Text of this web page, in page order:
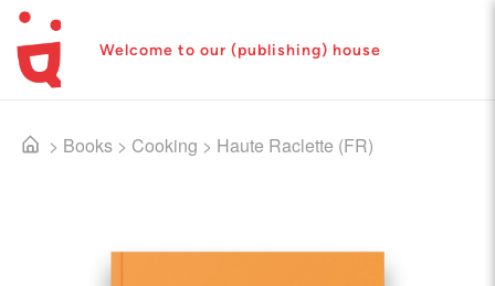
Welcome to our (publishing) house
> Books > Cooking > Haute Raclette (FR)